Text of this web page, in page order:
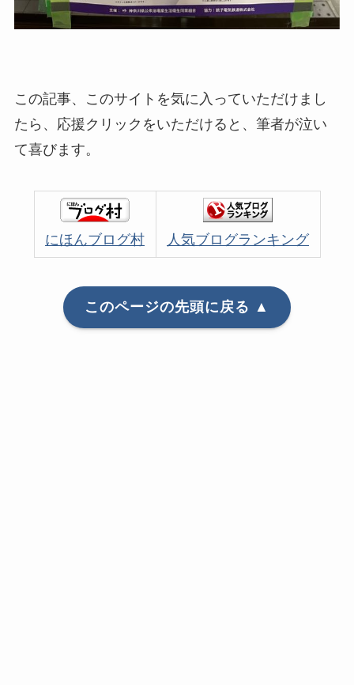
この記事、このサイトを気に入っていただけまし
たら、応援クリックをいただけると、筆者が泣い
て喜びます。
にほんブログ村 人気ブログランキング
このページの先頭に戻る ▲